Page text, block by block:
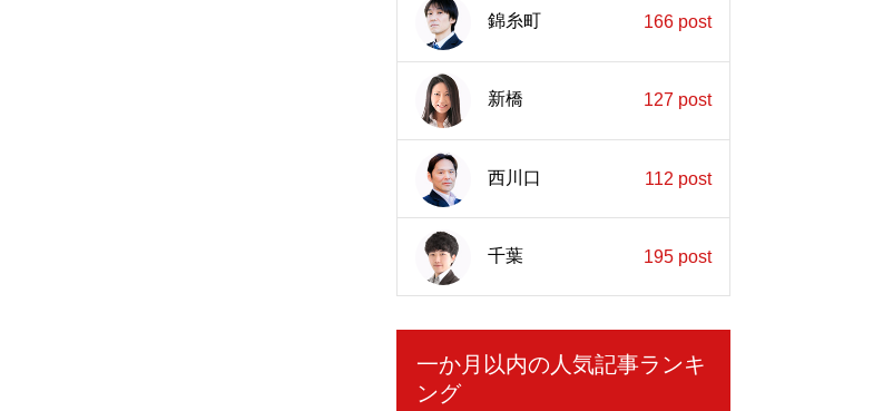
錦糸町 166 post
新橋 127 post
西川口 112 post
千葉 195 post
一か月以内の人気記事ランキ
ング